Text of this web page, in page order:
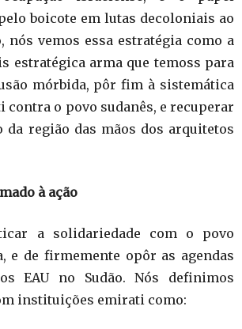
boicote em lutas decoloniais ao
nós vemos essa estratégia como a
estratégica arma que temoss para
mórbida, pôr fim à sistemática
o povo sudanês, e recuperar
região das mãos dos arquitetos
à ação
a solidariedade com o povo
e de firmemente opôr as agendas
EAU no Sudão. Nós definimos
instituições emirati como: